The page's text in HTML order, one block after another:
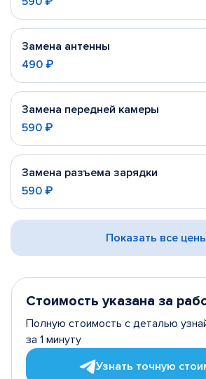
Замена антенны
490 ₽
Замена передней камеры
590 ₽
Замена разъема зарядки
590 ₽
Показать все
Стоимость указана за
Полную стоимость с деталью
за 1 минуту
Узнать точную